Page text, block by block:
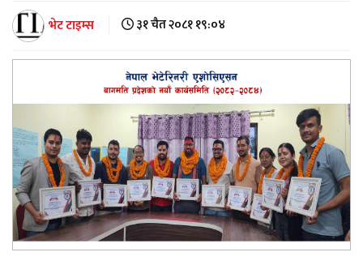
भेट टाइम्स ३१ चैत २०८१ १९:०४